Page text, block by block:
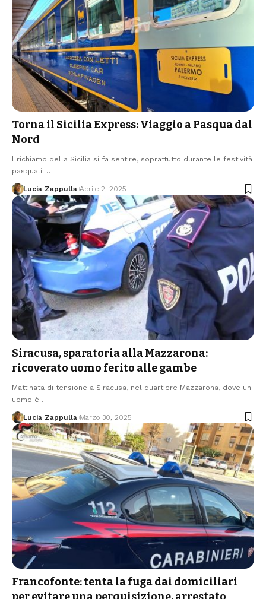
Torna il Sicilia Express: Viaggio a Pasqua dal
Nord
l richiamo della Sicilia si fa sentire, soprattutto durante le festività
pasquali.…
Lucia Zappulla Aprile 2, 2025
Siracusa, sparatoria alla Mazzarona:
ricoverato uomo ferito alle gambe
Mattinata di tensione a Siracusa, nel quartiere Mazzarona, dove un
uomo è…
Lucia Zappulla Marzo 30, 2025
Francofonte: tenta la fuga dai domiciliari